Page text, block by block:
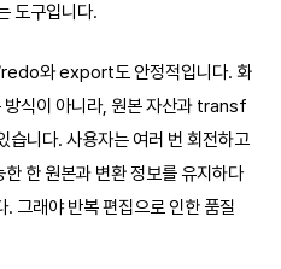
도구입니다.
와 export도 안정적입니다. 화
방식이 아니라, 원본 자산과 transf
니다. 사용자는 여러 번 회전하고
한 원본과 변환 정보를 유지하다
그래야 반복 편집으로 인한 품질